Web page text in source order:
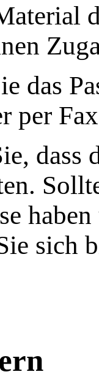
das
per
sich